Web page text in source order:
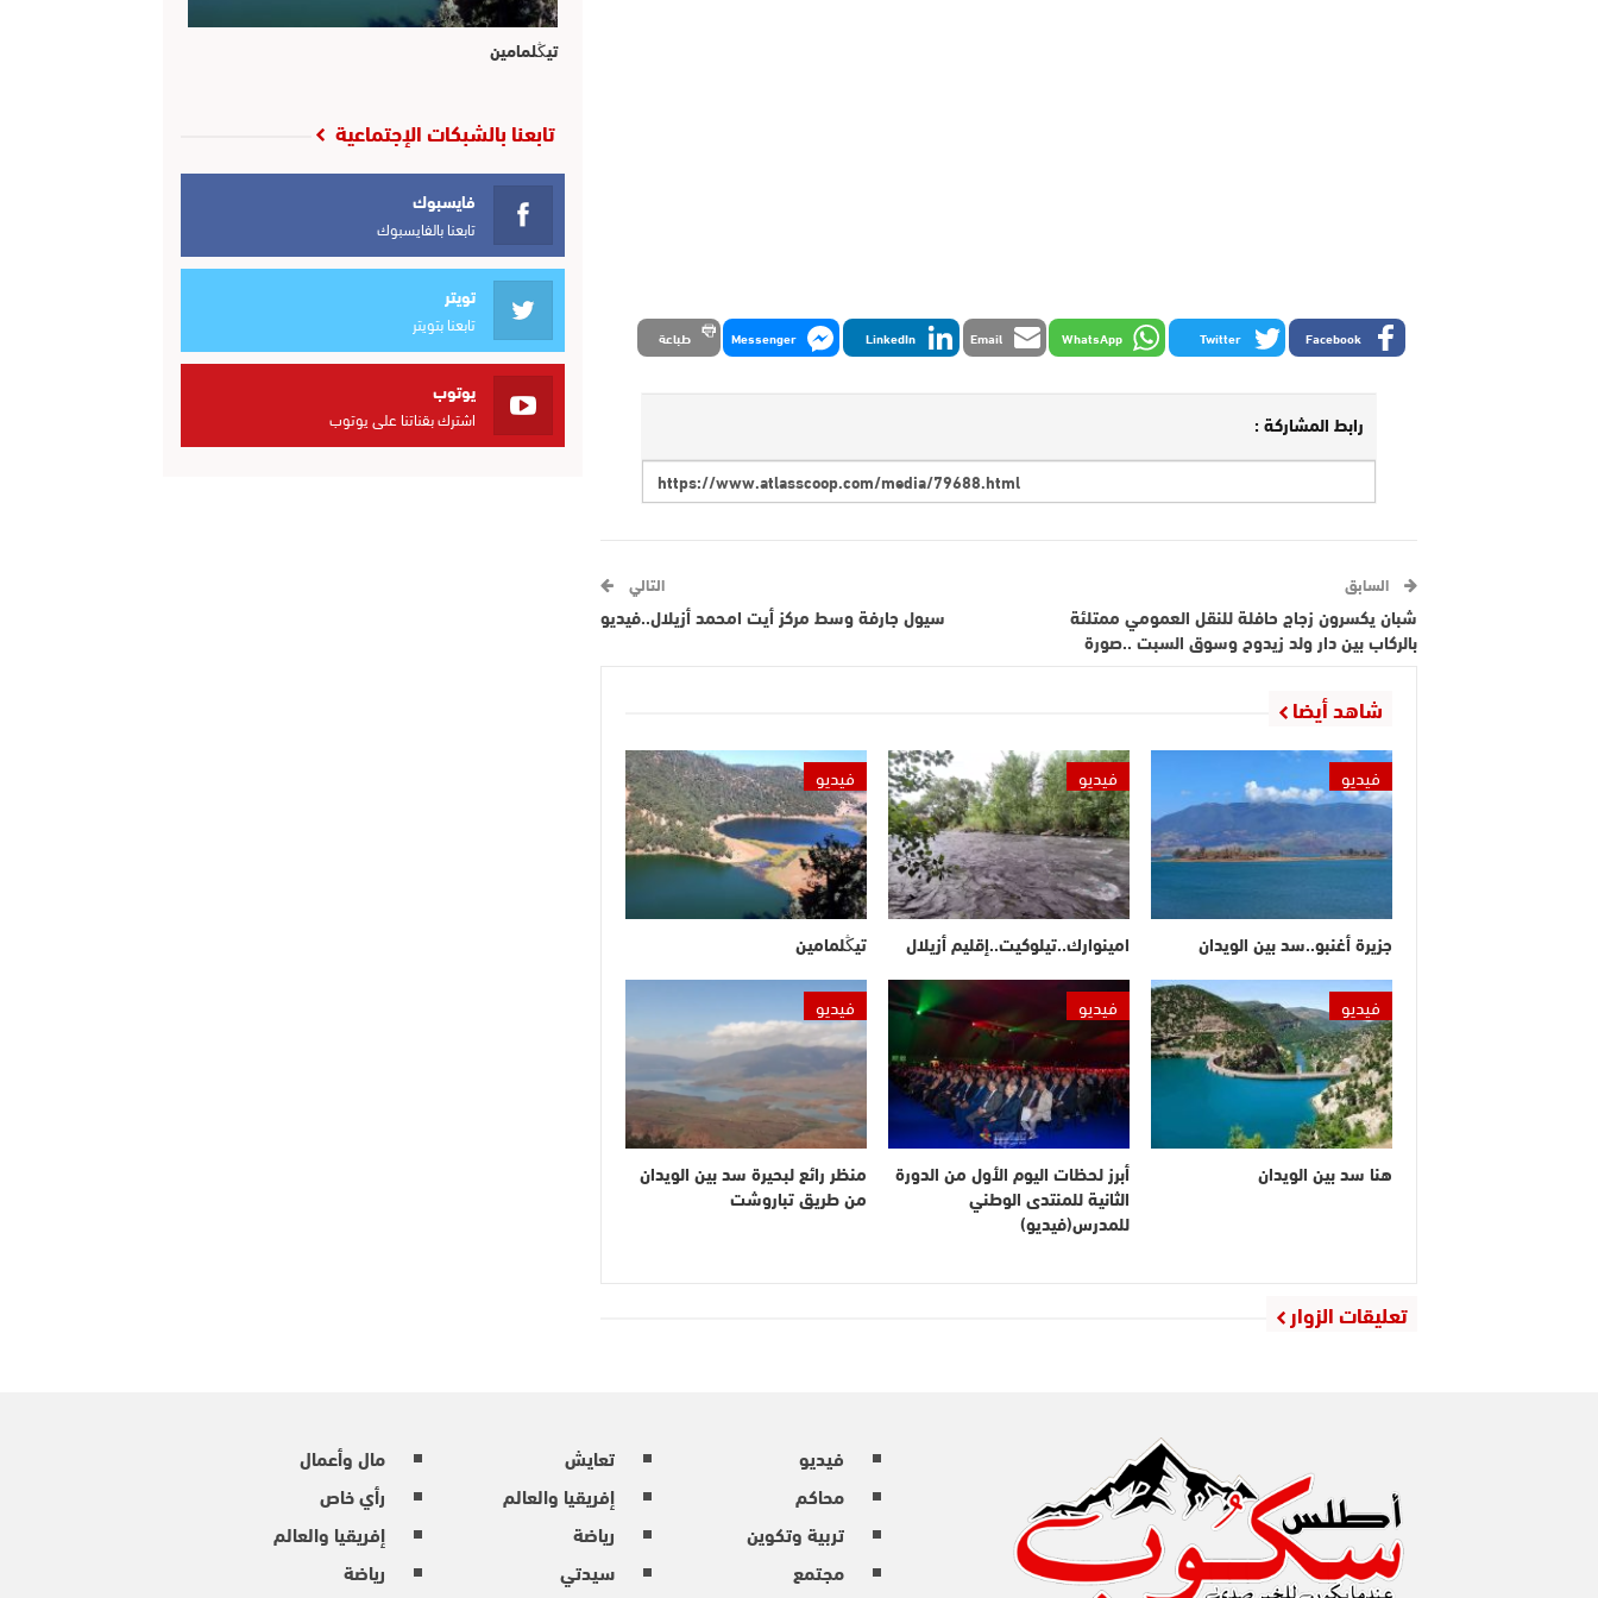
Facebook
Twitter
WhatsApp
Email
LinkedIn
Messenger طباعة
رابط المشاركة :
السابق
شبان يكسرون زجاج حافلة للنقل العمومي ممتلئة
بالركاب بين دار ولد زيدوح وسوق السبت ..صورة
التالي
سيول جارفة وسط مركز أيت امحمد أزيلال..فيديو
شاهد أيضا
فيديو
جزيرة أغنبو..سد بين الويدان
فيديو
امينوارك..تيلوكيت..إقليم أزيلال
فيديو
تيڭلمامين
فيديو
هنا سد بين الويدان
فيديو
أبرز لحظات اليوم الأول من الدورة
الثانية للمنتدى الوطني
للمدرس(فيديو)
فيديو
منظر رائع لبحيرة سد بين الويدان
من طريق تباروشت
تعليقات الزوار
تيڭلمامين
تابعنا بالشبكات الإجتماعية
فايسبوك
تابعنا بالفايسبوك
تويتر
تابعنا بتويتر
يوتوب
اشترك بقناتنا على يوتوب
فيديو
محاكم
تربية وتكوين
مجتمع
تعايش
إفريقيا والعالم
رياضة
سيدتي
مال وأعمال
رأي خاص
إفريقيا والعالم
رياضة